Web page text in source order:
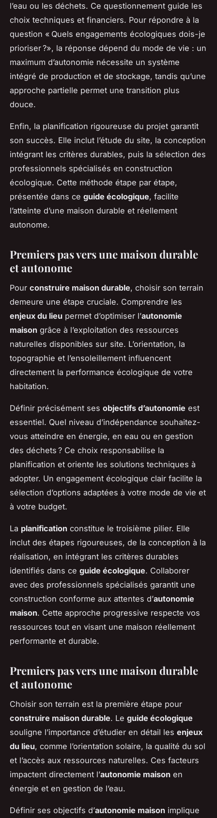
l’eau ou les déchets. Ce questionnement guide les
choix techniques et financiers. Pour répondre à la
question « Quels engagements écologiques dois-je
prioriser ?», la réponse dépend du mode de vie : un
maximum d’autonomie nécessite un système
intégré de production et de stockage, tandis qu’une
approche partielle permet une transition plus
douce.
Enfin, la planification rigoureuse du projet garantit
son succès. Elle inclut l’étude du site, la conception
intégrant les critères durables, puis la sélection des
professionnels spécialisés en construction
écologique. Cette méthode étape par étape,
présentée dans ce guide écologique, facilite
l’atteinte d’une maison durable et réellement
autonome.
Premiers pas vers une maison durable
et autonome
Pour construire maison durable, choisir son terrain
demeure une étape cruciale. Comprendre les
enjeux du lieu permet d’optimiser l’autonomie
maison grâce à l’exploitation des ressources
naturelles disponibles sur site. L’orientation, la
topographie et l’ensoleillement influencent
directement la performance écologique de votre
habitation.
Définir précisément ses objectifs d’autonomie est
essentiel. Quel niveau d’indépendance souhaitez-
vous atteindre en énergie, en eau ou en gestion
des déchets ? Ce choix responsabilise la
planification et oriente les solutions techniques à
adopter. Un engagement écologique clair facilite la
sélection d’options adaptées à votre mode de vie et
à votre budget.
La planification constitue le troisième pilier. Elle
inclut des étapes rigoureuses, de la conception à la
réalisation, en intégrant les critères durables
identifiés dans ce guide écologique. Collaborer
avec des professionnels spécialisés garantit une
construction conforme aux attentes d’autonomie
maison. Cette approche progressive respecte vos
ressources tout en visant une maison réellement
performante et durable.
Premiers pas vers une maison durable
et autonome
Choisir son terrain est la première étape pour
construire maison durable. Le guide écologique
souligne l’importance d’étudier en détail les enjeux
du lieu, comme l’orientation solaire, la qualité du sol
et l’accès aux ressources naturelles. Ces facteurs
impactent directement l’autonomie maison en
énergie et en gestion de l’eau.
Définir ses objectifs d’autonomie maison implique